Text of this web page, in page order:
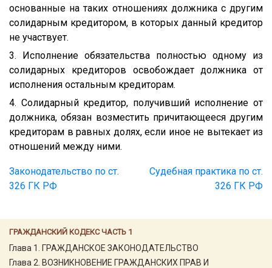
ГРАЖДАНСКИЙ КОДЕКС ЧАСТЬ 1
Глава 1. ГРАЖДАНСКОЕ ЗАКОНОДАТЕЛЬСТВО
Глава 2. ВОЗНИКНОВЕНИЕ ГРАЖДАНСКИХ ПРАВ И
основанные на таких отношениях должника с другим
солидарным кредитором, в которых данный кредитор
не участвует.
3. Исполнение обязательства полностью одному из
солидарных кредиторов освобождает должника от
исполнения остальным кредиторам.
4. Солидарный кредитор, получивший исполнение от
должника, обязан возместить причитающееся другим
кредиторам в равных долях, если иное не вытекает из
отношений между ними.
Законодательство по ст.
326 ГК РФ
Судебная практика по ст.
326 ГК РФ